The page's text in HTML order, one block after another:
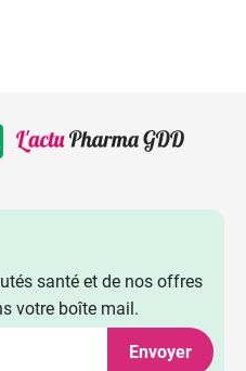
santé et de nos offres
votre boîte mail.
Envoyer